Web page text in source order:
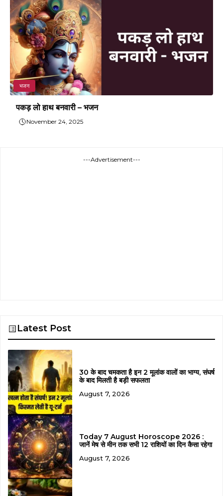
भजन
पकड़ लो हाथ बनवारी – भजन
November 24, 2025
---Advertisement---
Latest Post
30 के बाद चमकता है इन 2 मूलांक वालों का भाग्य, संघर्ष
के बाद मिलती है बड़ी सफलता
August 7, 2026
Today 7 August Horoscope 2026 :
जानें मेष से मीन तक सभी 12 राशियों का दिन कैसा रहेगा
August 7, 2026